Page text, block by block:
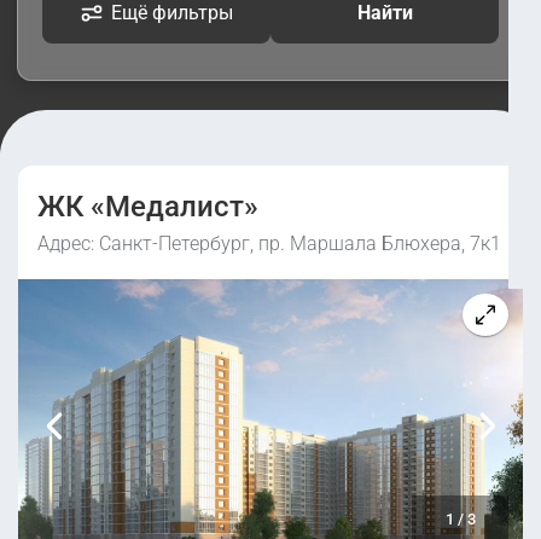
Ещё фильтры Найти
ЖК «Медалист»
Адрес: Санкт-Петербург, пр. Маршала Блюхера, 7к1
1 /3